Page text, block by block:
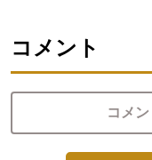
コメント
コメ